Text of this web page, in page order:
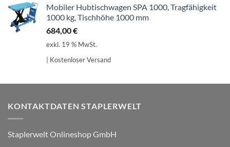
Mobiler Hubtischwagen SPA 1000, Tragfähigkeit
1000 kg, Tischhöhe 1000 mm
684,00€
exkl. 19 % MwSt.
| Kostenloser Versand
KONTAKTDATEN STAPLERWELT
Staplerwelt Onlineshop GmbH